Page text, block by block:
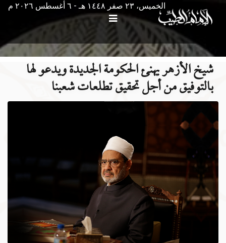
الخميس، ٢٣ صفر ١٤٤٨ هـ - ٦ أغسطس ۲۰۲٦ م
شيخ الأزهر يهنئ الحكومة الجديدة ويدعو لها
بالتوفيق من أجل تحقيق تطلعات شعبنا